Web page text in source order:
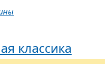
классика